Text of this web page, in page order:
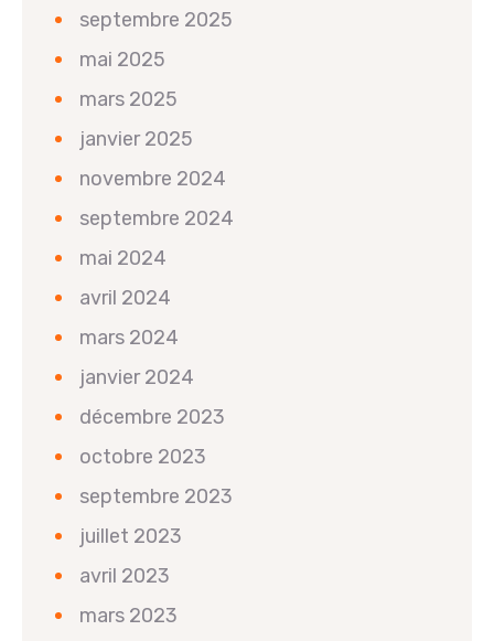
septembre 2025
mai 2025
mars 2025
janvier 2025
novembre 2024
septembre 2024
mai 2024
avril 2024
mars 2024
janvier 2024
décembre 2023
octobre 2023
septembre 2023
juillet 2023
avril 2023
mars 2023